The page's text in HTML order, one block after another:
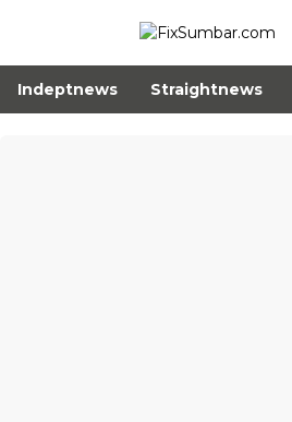
Indeptnews Straightnews